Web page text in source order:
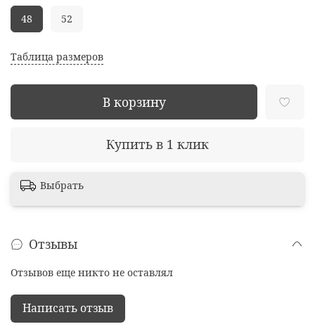
Таблица размеров
В корзину
Купить в 1 клик
48
52
Выбрать
Отзывы
Отзывов еще никто не оставлял
Написать отзыв